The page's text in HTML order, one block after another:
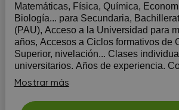
Matemáticas, Física, Química,
Biología... para Secundaria,
(PAU), Acceso a la Universidad para
años, Accesos a Ciclos formativos de
Superior, nivelación... Clases
universitarios. Años de experiencia. Consúltame precios
sin compromiso. Clases todo el año.
Mostrar más